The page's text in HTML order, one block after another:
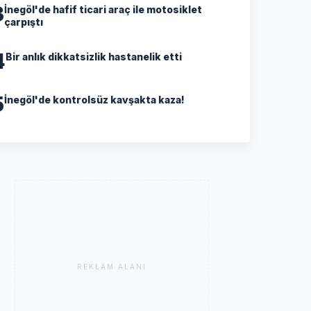
İnegöl'de hafif ticari araç ile motosiklet
çarpıştı
Bir anlık dikkatsizlik hastanelik etti
İnegöl'de kontrolsüz kavşakta kaza!
REKLAM ALANI